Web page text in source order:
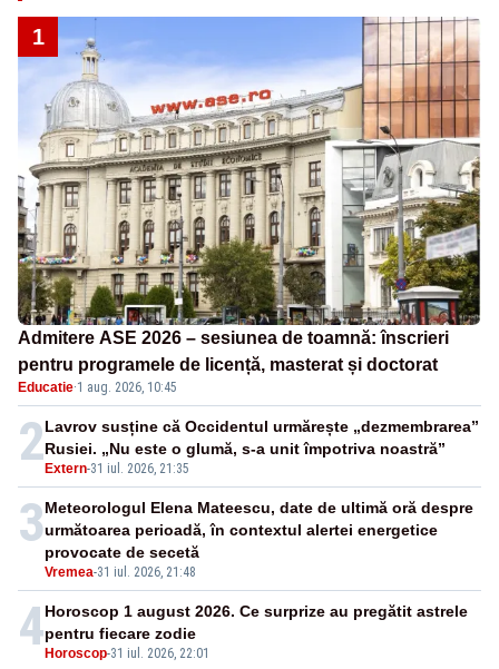
1
Admitere ASE 2026 – sesiunea de toamnă: înscrieri
pentru programele de licență, masterat și doctorat
Educatie·1 aug. 2026, 10:45
2 Extern-31 iul. 2026, 21:35
Lavrov susține că Occidentul urmărește „dezmembrarea”
Rusiei. „Nu este o glumă, s-a unit împotriva noastră”
3
Vremea-31 iul. 2026, 21:48
Meteorologul Elena Mateescu, date de ultimă oră despre
următoarea perioadă, în contextul alertei energetice
provocate de secetă
4 Horoscop-31 iul. 2026, 22:01
Horoscop 1 august 2026. Ce surprize au pregătit astrele
pentru fiecare zodie